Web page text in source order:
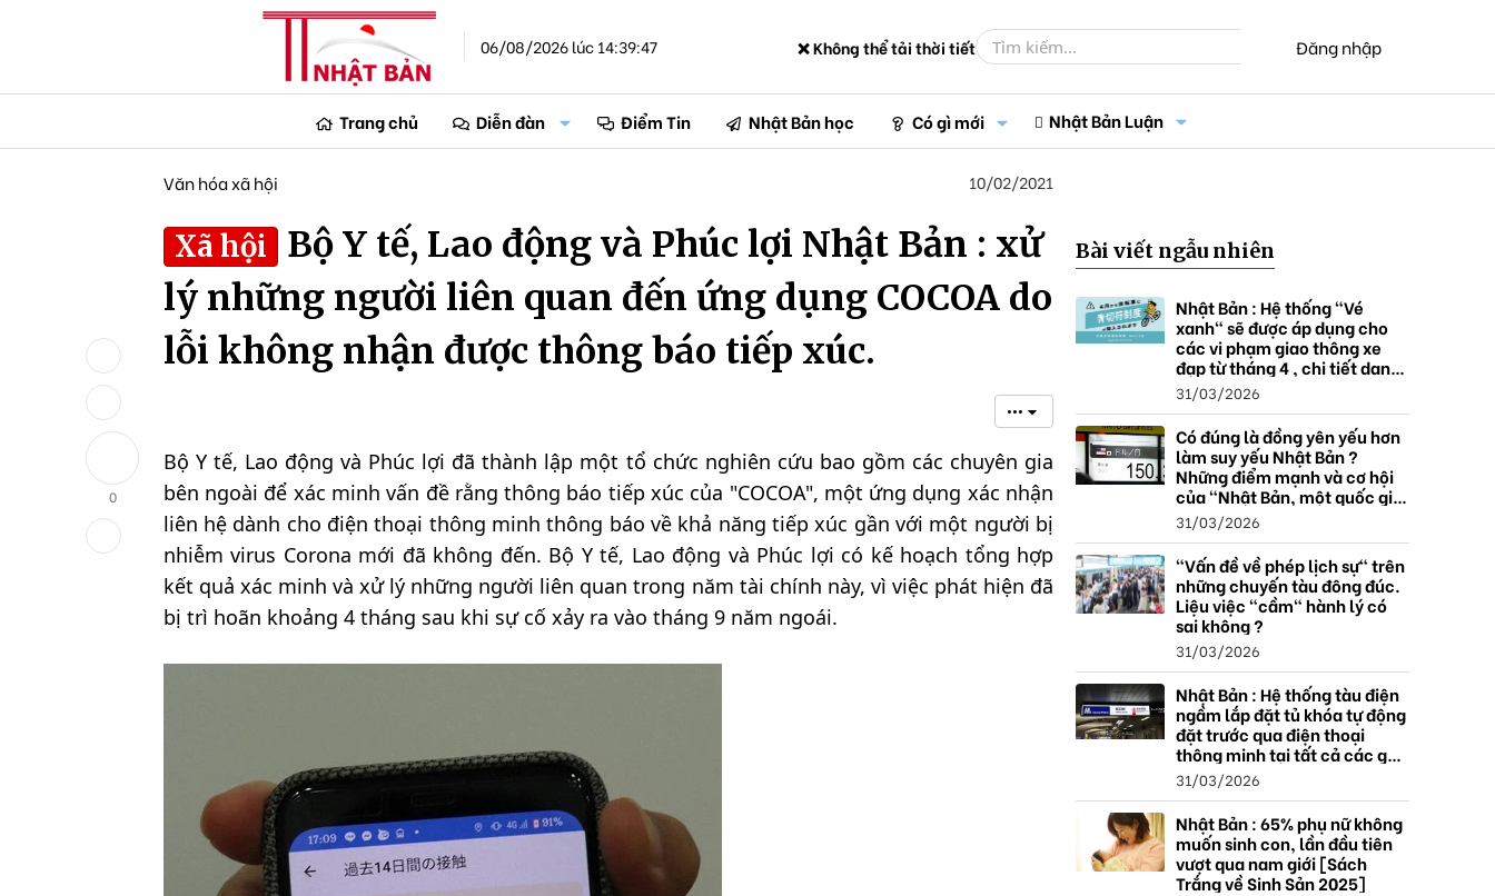
06/08/2026 lúc 14:39:47 ❌ Không thể tải thời tiết Đăng nhập
Trang chủ Diễn đàn Điểm Tin Nhật Bản học Có gì mới Nhật Bản Luận
0
Văn hóa xã hội 10/02/2021
Xã hội
Bộ Y tế, Lao động và Phúc lợi Nhật Bản : xử
lý những người liên quan đến ứng dụng COCOA do
lỗi không nhận được thông báo tiếp xúc.
•••
Bộ Y tế, Lao động và Phúc lợi đã thành lập một tổ chức nghiên cứu bao gồm các chuyên gia
bên ngoài để xác minh vấn đề rằng thông báo tiếp xúc của "COCOA", một ứng dụng xác nhận
liên hệ dành cho điện thoại thông minh thông báo về khả năng tiếp xúc gần với một người bị
nhiễm virus Corona mới đã không đến. Bộ Y tế, Lao động và Phúc lợi có kế hoạch tổng hợp
kết quả xác minh và xử lý những người liên quan trong năm tài chính này, vì việc phát hiện đã
bị trì hoãn khoảng 4 tháng sau khi sự cố xảy ra vào tháng 9 năm ngoái.
Bài viết ngẫu nhiên
Nhật Bản : Hệ thống "Vé
xanh" sẽ được áp dụng cho
các vi phạm giao thông xe
đạp từ tháng 4 , chi tiết danh
sách và mức xử phạt.
31/03/2026
Có đúng là đồng yên yếu hơn
làm suy yếu Nhật Bản ?
Những điểm mạnh và cơ hội
của "Nhật Bản, một quốc gia
thặng dư".
31/03/2026
"Vấn đề về phép lịch sự" trên
những chuyến tàu đông đúc.
Liệu việc "cầm" hành lý có
sai không ?
31/03/2026
Nhật Bản : Hệ thống tàu điện
ngầm lắp đặt tủ khóa tự động
đặt trước qua điện thoại
thông minh tại tất cả các ga ,
mở rộng mạng lưới do nhu
cầu tăng.
31/03/2026
Nhật Bản : 65% phụ nữ không
muốn sinh con, lần đầu tiên
vượt qua nam giới [Sách
Trắng về Sinh Sản 2025]